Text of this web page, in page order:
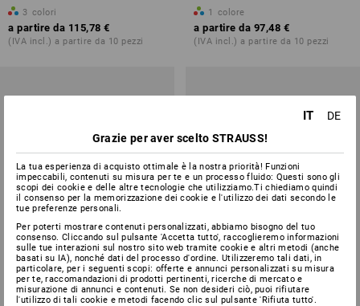
3 colori
a partire da 115,78 €
(IVA incl.) a partire da 10 pezzi
1 colore
a partire da 97,48 €
(IVA incl.) a partire da 10 pezzi
SALDI -47%
IT
DE
Grazie per aver scelto STRAUSS!
La tua esperienza di acquisto ottimale è la nostra priorità! Funzioni
impeccabili, contenuti su misura per te e un processo fluido: Questi sono gli
scopi dei cookie e delle altre tecnologie che utilizziamo.Ti chiediamo quindi
il consenso per la memorizzazione dei cookie e l'utilizzo dei dati secondo le
tue preferenze personali.
Per poterti mostrare contenuti personalizzati, abbiamo bisogno del tuo
consenso. Cliccando sul pulsante 'Accetta tutto', raccoglieremo informazioni
sulle tue interazioni sul nostro sito web tramite cookie e altri metodi (anche
basati su IA), nonché dati del processo d'ordine. Utilizzeremo tali dati, in
particolare, per i seguenti scopi: offerte e annunci personalizzati su misura
per te, raccomandazioni di prodotti pertinenti, ricerche di mercato e
misurazione di annunci e contenuti. Se non desideri ciò, puoi rifiutare
l'utilizzo di tali cookie e metodi facendo clic sul pulsante 'Rifiuta tutto'.